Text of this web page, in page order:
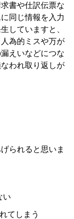
書や仕訳伝票な
同じ情報を入力
していますと、
為的ミスや万が
えいなどにつな
われ取り返しが
られると思いま
い
てしまう